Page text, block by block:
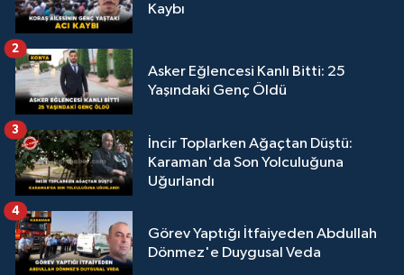
Kaybı
Asker Eğlencesi Kanlı Bitti: 25
Yaşındaki Genç Öldü
2
İncir Toplarken Ağaçtan Düştü:
Karaman'da Son Yolculuğuna
Uğurlandı
3
Görev Yaptığı İtfaiyeden Abdullah
Dönmez'e Duygusal Veda
4